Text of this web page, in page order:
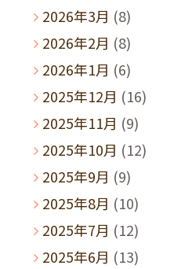
2026年3月 (8)
2026年2月 (8)
2026年1月 (6)
2025年12月 (16)
2025年11月 (9)
2025年10月 (12)
2025年9月 (9)
2025年8月 (10)
2025年7月 (12)
2025年6月 (13)